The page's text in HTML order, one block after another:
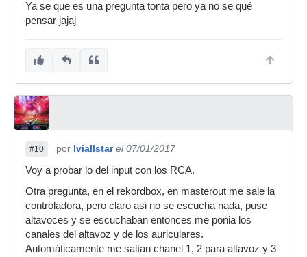
Ya se que es una pregunta tonta pero ya no se qué
pensar jajaj
#10 por Iviallstar el 07/01/2017
Voy a probar lo del input con los RCA.
Otra pregunta, en el rekordbox, en masterout me sale la
controladora, pero claro asi no se escucha nada, puse
altavoces y se escuchaban entonces me ponia los
canales del altavoz y de los auriculares.
Automáticamente me salían chanel 1, 2 para altavoz y 3